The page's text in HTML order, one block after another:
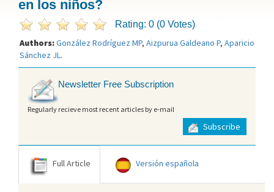
en los niños?
Rating: 0 (0 Votes)
Authors:González Rodríguez MP, Aizpurua Galdeano P, Aparicio
Sánchez JL.
Newsletter Free Subscription
Regularly recieve most recent articles by e-mail
Subscribe
Full Article Versión española